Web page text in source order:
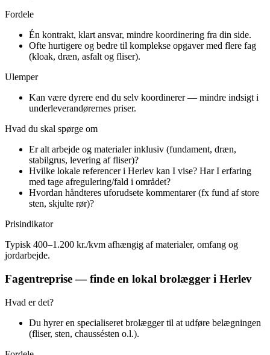
Fordele
Én kontrakt, klart ansvar, mindre koordinering fra din side.
Ofte hurtigere og bedre til komplekse opgaver med flere fag
(kloak, dræn, asfalt og fliser).
Ulemper
Kan være dyrere end du selv koordinerer — mindre indsigt i
underleverandørernes priser.
Hvad du skal spørge om
Er alt arbejde og materialer inklusiv (fundament, dræn,
stabilgrus, levering af fliser)?
Hvilke lokale referencer i Herlev kan I vise? Har I erfaring
med tage afregulering/fald i området?
Hvordan håndteres uforudsete kommentarer (fx fund af store
sten, skjulte rør)?
Prisindikator
Typisk 400–1.200 kr./kvm afhængig af materialer, omfang og
jordarbejde.
Fagentreprise — finde en lokal brolægger i Herlev
Hvad er det?
Du hyrer en specialiseret brolægger til at udføre belægningen
(fliser, sten, chaussésten o.l.).